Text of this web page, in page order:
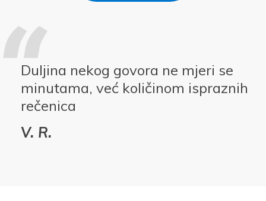
Duljina nekog govora ne mjeri se
minutama, već količinom ispraznih
rečenica
V. R.